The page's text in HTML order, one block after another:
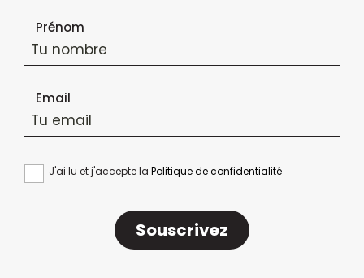
Formulaire d'inscription à la newsletter
Prénom
Email
J'ai lu et j'accepte la Politique de confidentialité
Souscrivez